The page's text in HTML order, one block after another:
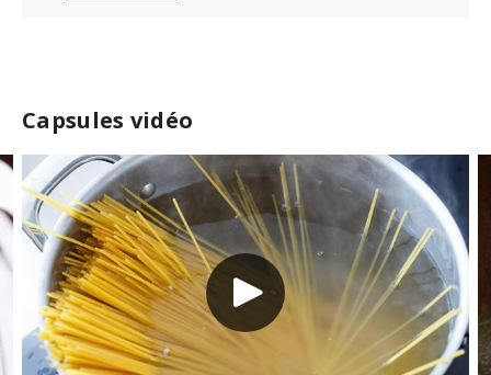
Capsules vidéo